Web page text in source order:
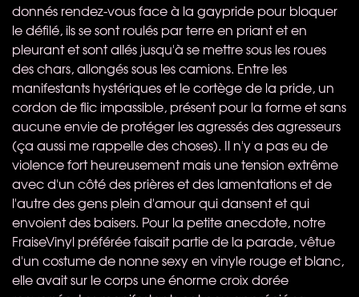
donnés rendez-vous face à la gaypride pour bloquer
le défilé, ils se sont roulés par terre en priant et en
pleurant et sont allés jusqu'à se mettre sous les roues
des chars, allongés sous les camions. Entre les
manifestants hystériques et le cortège de la pride, un
cordon de flic impassible, présent pour la forme et sans
aucune envie de protéger les agressés des agresseurs
(ça aussi me rappelle des choses). Il n'y a pas eu de
violence fort heureusement mais une tension extrême
avec d'un côté des prières et des lamentations et de
l'autre des gens plein d'amour qui dansent et qui
envoient des baisers. Pour la petite anecdote, notre
FraiseVinyl préférée faisait partie de la parade, vêtue
d'un costume de nonne sexy en vinyle rouge et blanc,
elle avait sur le corps une énorme croix dorée